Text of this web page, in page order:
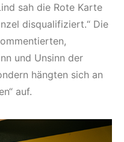
sah die Rote Karte
disqualifiziert.“ Die
und Unsinn der
hängten sich an
auf.